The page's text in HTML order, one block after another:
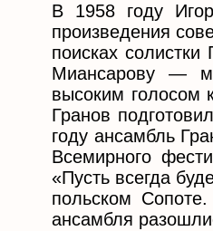
В 1958 году
произведения
поисках
Миансарову —
высоким голосом
Гранов
году ансамбль
Всемирного
«Пусть всегда
польском
ансамбля